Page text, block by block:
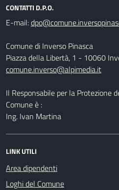
CONTATTI D.P.O.
E-mail:
Comune di Inverso Pinasca
Piazza della Libertà, 1 - 10060
comune.inverso@alpimedia.it
Il Responsabile per la Protezione
Comune è :
Ing. Ivan Martina
LINK UTILI
Area dipendenti
Loghi del Comune